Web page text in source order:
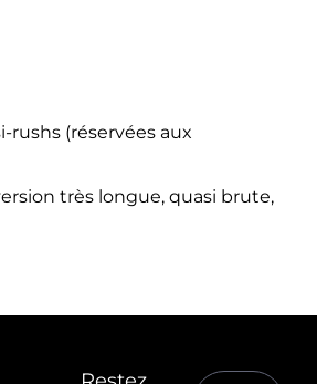
rushs (réservées aux
très longue, quasi brute,